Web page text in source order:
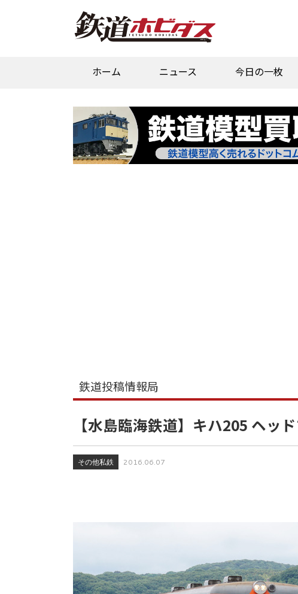
ホーム ニュース 今日の一枚
鉄道投稿情報局
【水島臨海鉄道】キハ205 ヘッ
その他私鉄 2016.06.07